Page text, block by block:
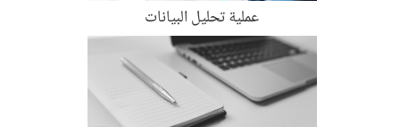
عملية تحليل البيانات